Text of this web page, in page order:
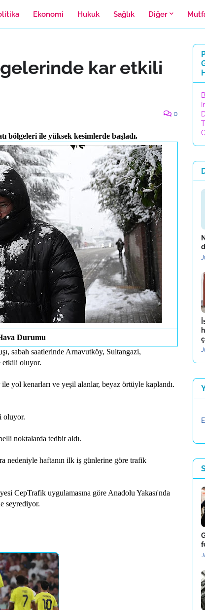
Ekonomi Hukuk Sağlık Diğer
kar etkili
0
bölgeleri ile yüksek kesimlerde başladı.
Durumu
sabah saatlerinde Arnavutköy, Sultangazi,
etkili oluyor.
yol kenarları ve yeşil alanlar, beyaz örtüyle kaplandı.
oluyor.
noktalarda tedbir aldı.
nedeniyle haftanın ilk iş günlerine göre trafik
CepTrafik uygulamasına göre Anadolu Yakası'nda
seyrediyor.